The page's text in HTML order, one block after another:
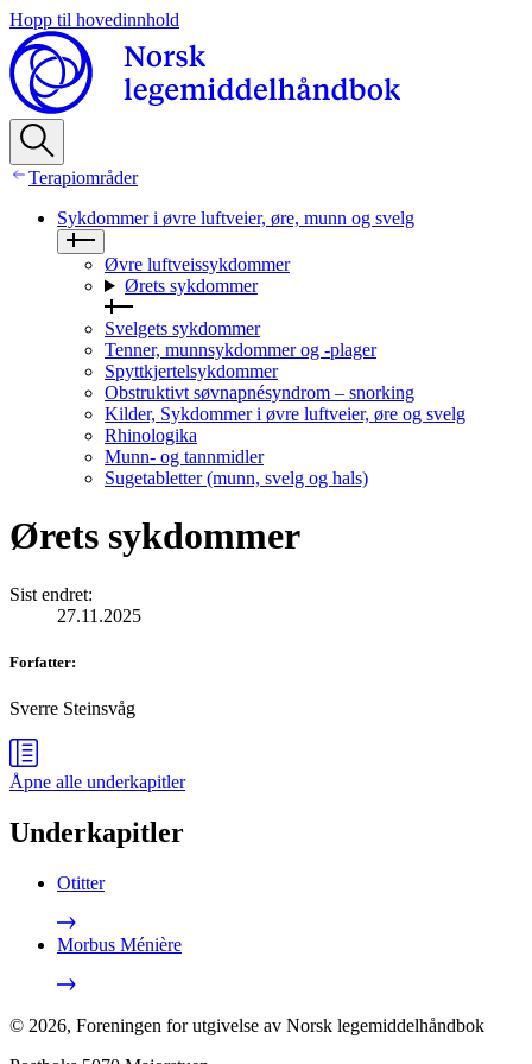
Hopp til hovedinnhold
Terapiområder
Sykdommer i øvre luftveier, øre, munn og svelg
Øvre luftveissykdommer
Ørets sykdommer
Svelgets sykdommer
Tenner, munnsykdommer og -plager
Spyttkjertelsykdommer
Obstruktivt søvnapnésyndrom – snorking
Kilder, Sykdommer i øvre luftveier, øre og svelg
Rhinologika
Munn- og tannmidler
Sugetabletter (munn, svelg og hals)
Ørets sykdommer
Sist endret:
27.11.2025
Forfatter:
Sverre Steinsvåg
Åpne alle underkapitler
Underkapitler
Otitter
Morbus Ménière
© 2026, Foreningen for utgivelse av Norsk legemiddelhåndbok